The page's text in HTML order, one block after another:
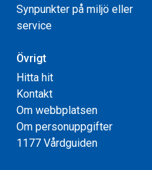
Synpunkter på miljö eller
service
Övrigt
Hitta hit
Kontakt
Om webbplatsen
Om personuppgifter
1177 Vårdguiden